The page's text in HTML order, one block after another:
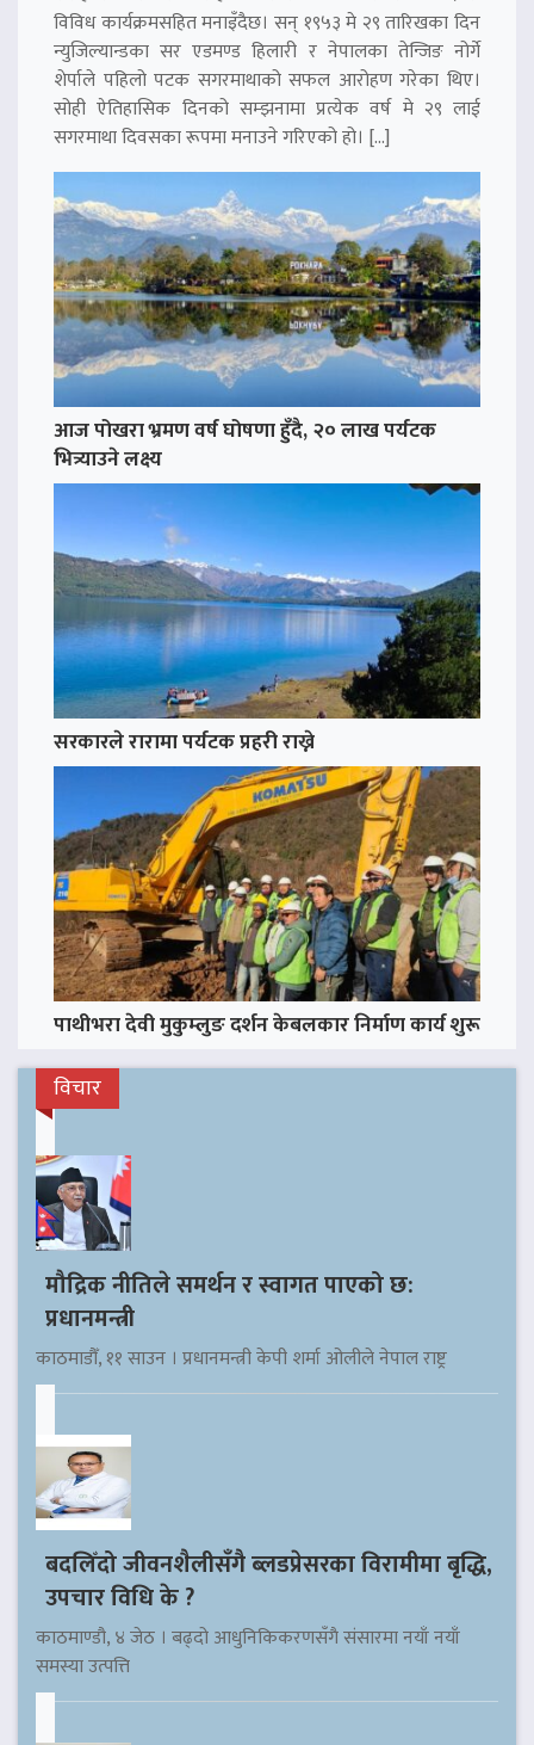
विविध कार्यक्रमसहित मनाइँदैछ। सन् १९५३ मे २९ तारिखका दिन
न्युजिल्यान्डका सर एडमण्ड हिलारी र नेपालका तेन्जिङ नोर्गे
शेर्पाले पहिलो पटक सगरमाथाको सफल आरोहण गरेका थिए।
सोही ऐतिहासिक दिनको सम्झनामा प्रत्येक वर्ष मे २९ लाई
सगरमाथा दिवसका रूपमा मनाउने गरिएको हो। […]
आज पोखरा भ्रमण वर्ष घोषणा हुँदै, २० लाख पर्यटक
भित्र्याउने लक्ष्य
सरकारले रारामा पर्यटक प्रहरी राख्ने
पाथीभरा देवी मुकुम्लुङ दर्शन केबलकार निर्माण कार्य शुरू
विचार
मौद्रिक नीतिले समर्थन र स्वागत पाएको छ:
प्रधानमन्त्री
काठमाडौँ, ११ साउन । प्रधानमन्त्री केपी शर्मा ओलीले नेपाल राष्ट्र
बदलिँदो जीवनशैलीसँगै ब्लडप्रेसरका विरामीमा बृद्धि,
उपचार विधि के ?
काठमाण्डौ, ४ जेठ । बढ्दो आधुनिकिकरणसँगै संसारमा नयाँ नयाँ
समस्या उत्पत्ति